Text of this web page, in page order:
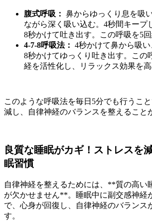
腹式呼吸： 鼻からゆっくり息を吸
ながら深く吸い込む。4秒間キープ
8秒かけて吐き出す。この呼吸を5回
4-7-8呼吸法： 4秒かけて鼻から吸い
8秒かけてゆっくり吐き出す。この
経を活性化し、リラックス効果を高
このような呼吸法を毎日5分でも行うこ
減し、自律神経のバランスを整えること
良質な睡眠がカギ！ストレスを
眠習慣
自律神経を整えるためには、**質の高い
が欠かせません**。睡眠中に副交感神経
で、心身が回復し、自律神経のバランス
す。